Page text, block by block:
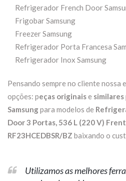
Refrigerador French Door
Frigobar Samsung
Freezer Samsung
Refrigerador Porta Francesa
Refrigerador Inox Samsung
Pensando sempre no cliente nossa
opções: peças originaise similares
Samsungpara modelos de
Door 3 Portas, 536 L (220 V)
RF23HCEDBSR/BZ baixando o
Utilizamos as melhores